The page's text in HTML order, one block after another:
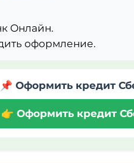
Онлайн.
оформление.
📌 Оформить кредит
👉 Оформить кредит